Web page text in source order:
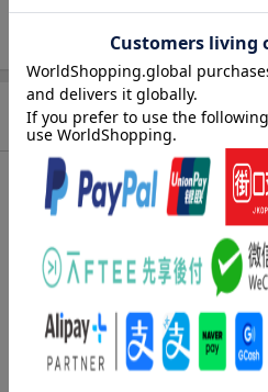
商品説明
内容紹介（「BOOK」デー
世界中で読まれたウェイリー版源
翻訳（完訳・全４巻）。
目次（「BOOK」データベ
澪標／蓬生／関屋／絵合／松風／